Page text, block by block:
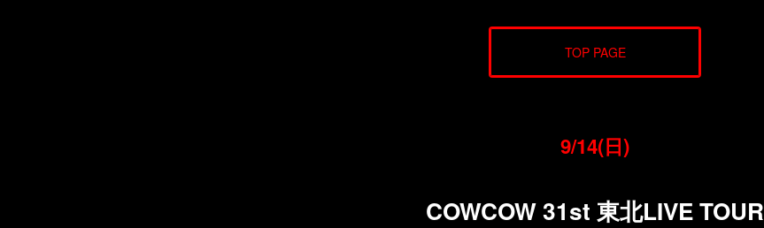
TOP PAGE
9/14(日)
COWCOW 31st 東北LIVE TOUR